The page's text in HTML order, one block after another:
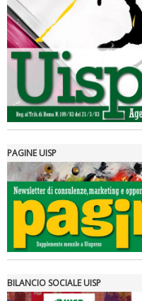
Luglio 2026: "Pensando
rivoluzioni"
Tiziano Pesce a Radio
PAGINE UISP
BILANCIO SOCIALE UISP